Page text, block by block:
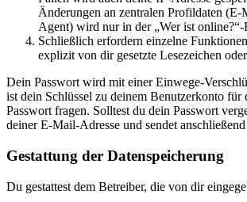
Änderungen an zentralen Profildaten
Agent) wird nur in der „Wer ist
Schließlich erfordern einzelne
explizit von dir gesetzte Lesezeichen
Dein Passwort wird mit einer Einwege-
ist dein Schlüssel zu deinem Benutzerkonto
Passwort fragen. Solltest du dein Passwort
deiner E-Mail-Adresse und sendet
Gestattung der Datenspeicherung
Du gestattest dem Betreiber, die von dir